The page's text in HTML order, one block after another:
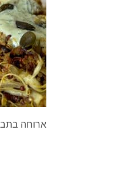
ארוחה